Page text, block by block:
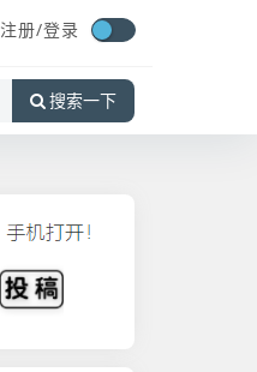
注册/登录
搜索一下